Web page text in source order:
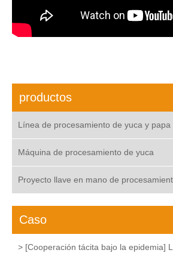
productos
Línea de procesamiento de yuca y papa
Máquina de procesamiento de yuca
Proyecto llave en mano de
Caso
> [Cooperación tácita bajo la epidemia]